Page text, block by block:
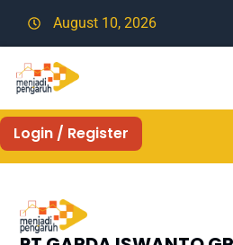
August 10, 2026
Login / Register